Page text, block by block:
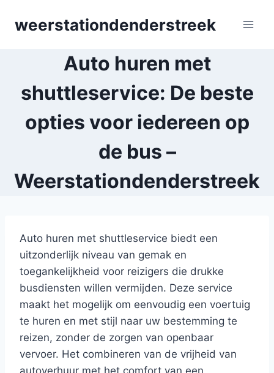
weerstationdenderstreek
Auto huren met
shuttleservice: De beste
opties voor iedereen op
de bus –
Weerstationdenderstreek
Auto huren met shuttleservice biedt een
uitzonderlijk niveau van gemak en
toegankelijkheid voor reizigers die drukke
busdiensten willen vermijden. Deze service
maakt het mogelijk om eenvoudig een voertuig
te huren en met stijl naar uw bestemming te
reizen, zonder de zorgen van openbaar
vervoer. Het combineren van de vrijheid van
autoverhuur met het comfort van een